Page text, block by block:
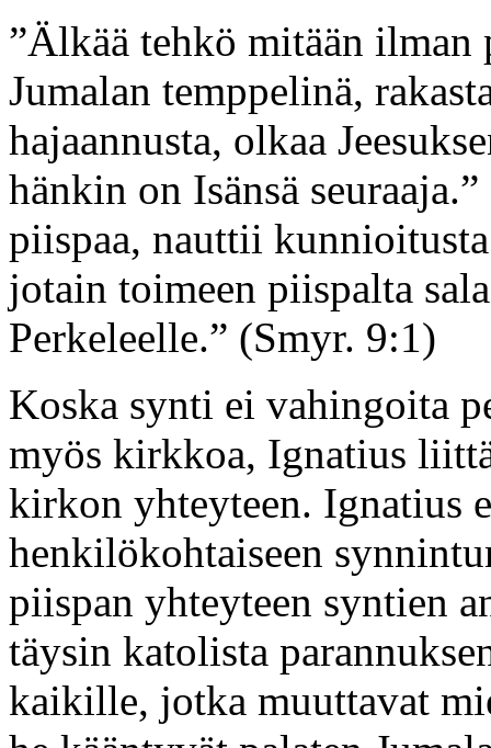
”Älkää tehkö mitään
Jumalan temppelinä,
hajaannusta, olkaa
hänkin on Isänsä
piispaa, nauttii
jotain toimeen piispalta
Perkeleelle.” (Smyr. 9:1)
Koska synti ei vahingoita
myös kirkkoa, Ignatius
kirkon yhteyteen. Ignatius
henkilökohtaiseen
piispan yhteyteen syntien
täysin katolista
kaikille, jotka muuttavat